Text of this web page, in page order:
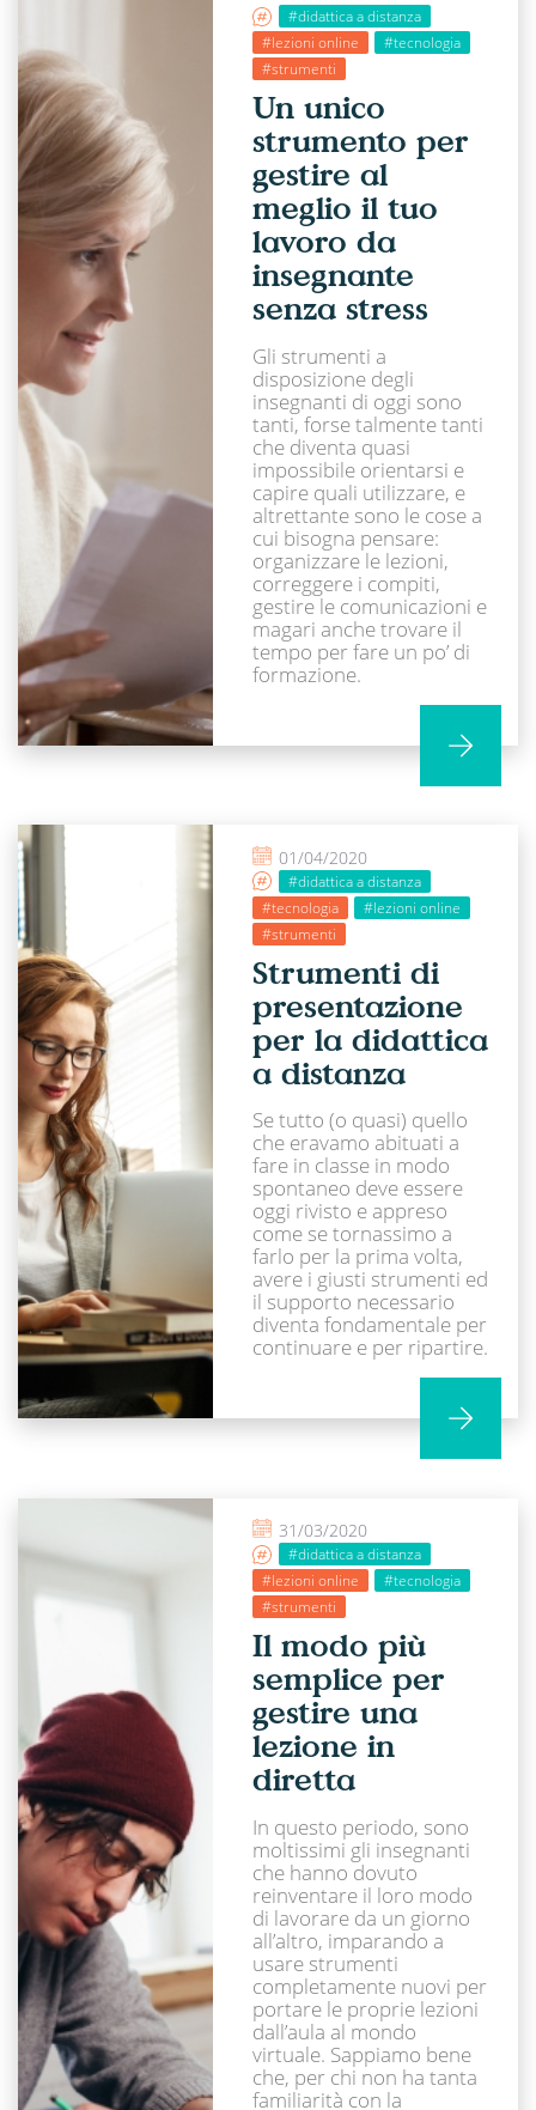
#didattica a distanza
#lezioni online
#tecnologia
#strumenti
Un unico
strumento per
gestire al
meglio il tuo
lavoro da
insegnante
senza stress
Gli strumenti a
disposizione degli
insegnanti di oggi sono
tanti, forse talmente tanti
che diventa quasi
impossibile orientarsi e
capire quali utilizzare, e
altrettante sono le cose a
cui bisogna pensare:
organizzare le lezioni,
correggere i compiti,
gestire le comunicazioni e
magari anche trovare il
tempo per fare un po’ di
formazione.
01/04/2020
#didattica a distanza
#tecnologia
#lezioni online
#strumenti
Strumenti di
presentazione
per la didattica
a distanza
Se tutto (o quasi) quello
che eravamo abituati a
fare in classe in modo
spontaneo deve essere
oggi rivisto e appreso
come se tornassimo a
farlo per la prima volta,
avere i giusti strumenti ed
il supporto necessario
diventa fondamentale per
continuare e per ripartire.
31/03/2020
#didattica a distanza
#lezioni online
#tecnologia
#strumenti
Il modo più
semplice per
gestire una
lezione in
diretta
In questo periodo, sono
moltissimi gli insegnanti
che hanno dovuto
reinventare il loro modo
di lavorare da un giorno
all’altro, imparando a
usare strumenti
completamente nuovi per
portare le proprie lezioni
dall’aula al mondo
virtuale. Sappiamo bene
che, per chi non ha tanta
familiarità con la